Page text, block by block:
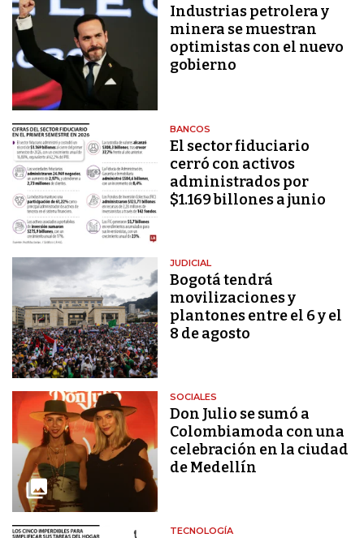
Industrias petrolera y
minera se muestran
optimistas con el nuevo
gobierno
BANCOS
El sector fiduciario
cerró con activos
administrados por
$1.169 billones a junio
JUDICIAL
Bogotá tendrá
movilizaciones y
plantones entre el 6 y el
8 de agosto
SOCIALES
Don Julio se sumó a
Colombiamoda con una
celebración en la ciudad
de Medellín
TECNOLOGÍA